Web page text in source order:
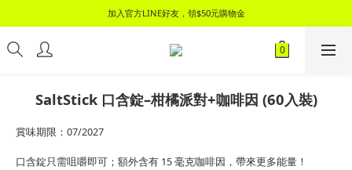
📦 領$100元購物金，立刻加入會員，消費滿2000元即享免運優惠！📦
加入官方LINE好友，領$50元購物金
📦 領$100元購物金，立刻加入會員，消費滿2000元即享免運優惠！📦
SaltStick 口含錠–柑橘派對+咖啡因 (60入裝)
賞味期限：07/2027
口含錠只需咀嚼即可；額外含有 15 毫克咖啡因，帶來更多能量！